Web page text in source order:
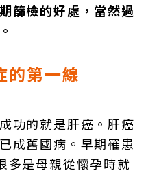
篩檢的好處，當然過
的第一線
功的就是肝癌。肝癌
成舊國病。早期罹患
多是母親從懷孕時就